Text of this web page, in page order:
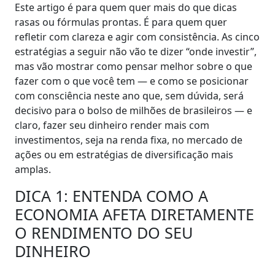
Este artigo é para quem quer mais do que dicas
rasas ou fórmulas prontas. É para quem quer
refletir com clareza e agir com consistência. As cinco
estratégias a seguir não vão te dizer “onde investir”,
mas vão mostrar como pensar melhor sobre o que
fazer com o que você tem — e como se posicionar
com consciência neste ano que, sem dúvida, será
decisivo para o bolso de milhões de brasileiros — e
claro, fazer seu dinheiro render mais com
investimentos, seja na renda fixa, no mercado de
ações ou em estratégias de diversificação mais
amplas.
DICA 1: ENTENDA COMO A
ECONOMIA AFETA DIRETAMENTE
O RENDIMENTO DO SEU
DINHEIRO